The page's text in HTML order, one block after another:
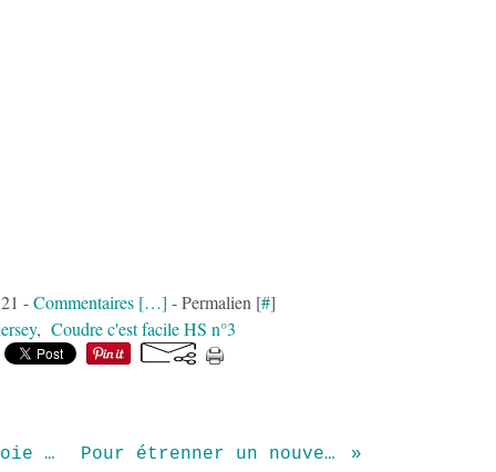
-Commentaires […] - Permalien [#]
, Coudre c'est facile HS n°3
Un petit coupon de soie pour cette petite blouse Pour étrenner un nouveau livre de patrons...